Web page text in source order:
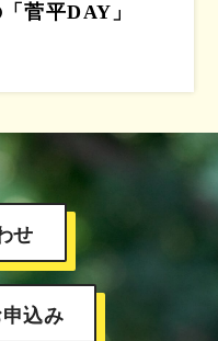
菅平DAY」
せ
込み